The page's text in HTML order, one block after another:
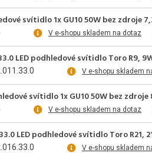
svítidlo 1x GU10 50W bez zdroje
V e-shopu skladem na dotaz
LED podhledové svítidlo Toro R9,
V e-shopu skladem
svítidlo 1x GU10 50W bez zdroje
V e-shopu skladem na dotaz
LED podhledové svítidlo Toro
V e-shopu skladem